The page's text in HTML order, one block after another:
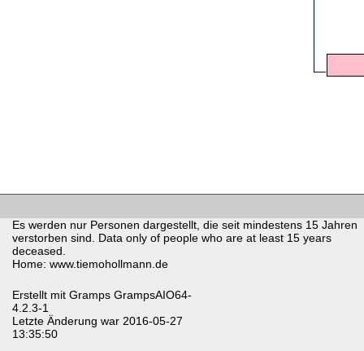
Es werden nur Personen dargestellt, die seit mindestens 15 Jahren
verstorben sind. Data only of people who are at least 15 years
deceased.
Home: www.tiemohollmann.de
Erstellt mit Gramps GrampsAIO64-
4.2.3-1
Letzte Änderung war 2016-05-27
13:35:50